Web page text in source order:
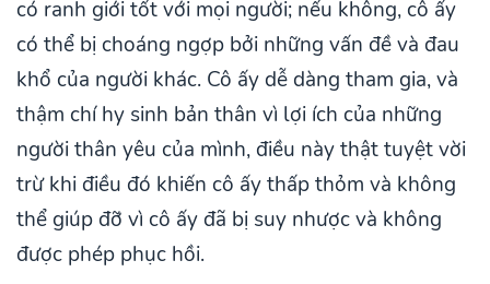
có ranh giới tốt với mọi người; nếu không, cô ấy
có thể bị choáng ngợp bởi những vấn đề và đau
khổ của người khác. Cô ấy dễ dàng tham gia, và
thậm chí hy sinh bản thân vì lợi ích của những
người thân yêu của mình, điều này thật tuyệt vời
trừ khi điều đó khiến cô ấy thấp thỏm và không
thể giúp đỡ vì cô ấy đã bị suy nhược và không
được phép phục hồi.